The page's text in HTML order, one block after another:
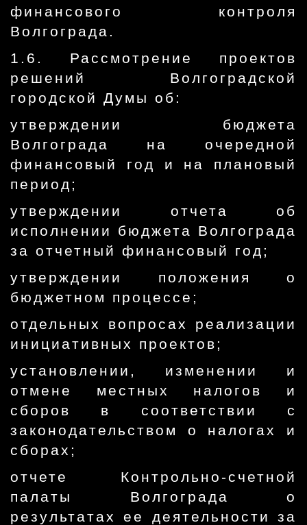
финансового контроля
Волгограда.
1.6. Рассмотрение проектов
решений Волгоградской
городской Думы об:
утверждении бюджета
Волгограда на очередной
финансовый год и на плановый
период;
утверждении отчета об
исполнении бюджета Волгограда
за отчетный финансовый год;
утверждении положения о
бюджетном процессе;
отдельных вопросах реализации
инициативных проектов;
установлении, изменении и
отмене местных налогов и
сборов в соответствии с
законодательством о налогах и
сборах;
отчете Контрольно-счетной
палаты Волгограда о
результатах ее деятельности за